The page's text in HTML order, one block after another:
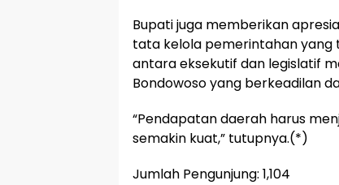
Bupati juga memberikan
tata kelola pemerintahan yang
antara eksekutif dan legislatif
Bondowoso yang berkeadilan
“Pendapatan daerah harus
semakin kuat,” tutupnya.(*)
Jumlah Pengunjung: 1,104